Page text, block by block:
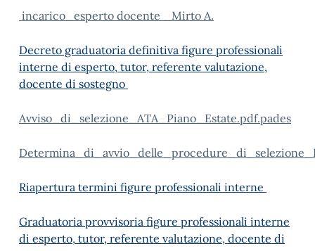
incarico_esperto docente _Mirto A.
Decreto graduatoria definitiva figure professionali
interne di esperto, tutor, referente valutazione,
docente di sostegno
Avviso_di_selezione_ATA_Piano_Estate.pdf.pades
Riapertura termini figure professionali interne
Graduatoria provvisoria figure professionali interne
di esperto, tutor, referente valutazione, docente di